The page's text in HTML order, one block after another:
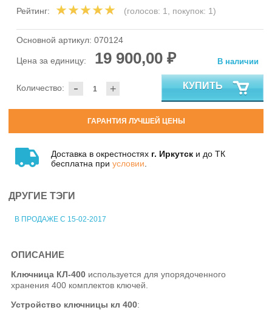
Рейтинг: (голосов: 1, покупок: 1)
Основной артикул: 070124
Цена за единицу: 19 900,00 ₽
- +
Количество:
В наличии
КУПИТЬ
ГАРАНТИЯ ЛУЧШЕЙ ЦЕНЫ
Доставка в окрестностях г. Иркутск и до ТК
бесплатна при условии
ДРУГИЕ ТЭГИ
В ПРОДАЖЕ С 15-02-2017
ОПИСАНИЕ
Ключница КЛ-400 используется для упорядоченного
хранения 400 комплектов ключей.
Устройство ключницы кл 400: